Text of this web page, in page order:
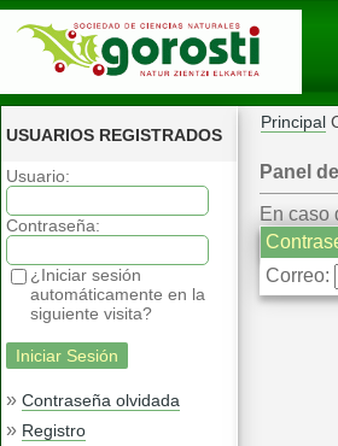
USUARIOS REGISTRADOS
Usuario:
Contraseña:
¿Iniciar sesión
automáticamente en la
siguiente visita?
» Contraseña olvidada
» Registro
Principal
Panel
En caso
Correo: